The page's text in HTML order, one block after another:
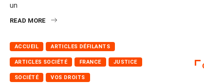
un
READ MORE
ACCUEIL ARTICLES DÉFILANTS
ARTICLES SOCIÉTÉ FRANCE JUSTICE
SOCIÉTÉ VOS DROITS